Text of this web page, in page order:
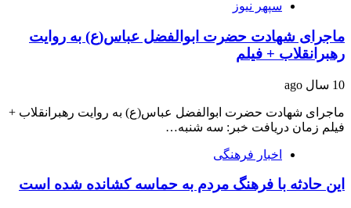
سپهر نیوز
ماجرای شهادت حضرت ابوالفضل عباس(ع) به روایت
رهبرانقلاب + فیلم
10 سال ago
ماجرای شهادت حضرت ابوالفضل عباس(ع) به روایت رهبرانقلاب +
فیلم زمان دریافت خبر: سه شنبه…
اخبار فرهنگی
این حادثه با فرهنگ مردم به حماسه کشانده شده است